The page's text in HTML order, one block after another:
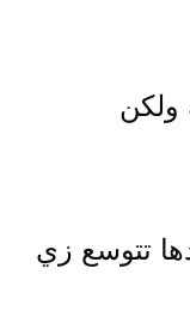
ولكن
وبعدها تتوسع زي